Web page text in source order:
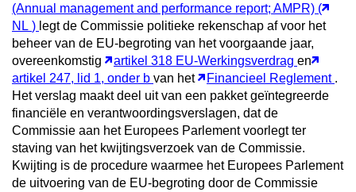
(Annual management and performance report; AMPR) (
NL ) legt de Commissie politieke rekenschap af voor het
beheer van de EU-begroting van het voorgaande jaar,
overeenkomstig
artikel 318 EU-Werkingsverdrag en
artikel 247, lid 1, onder b van het Financieel Reglement .
Het verslag maakt deel uit van een pakket geïntegreerde
financiële en verantwoordingsverslagen, dat de
Commissie aan het Europees Parlement voorlegt ter
staving van het kwijtingsverzoek van de Commissie.
Kwijting is de procedure waarmee het Europees Parlement
de uitvoering van de EU-begroting door de Commissie